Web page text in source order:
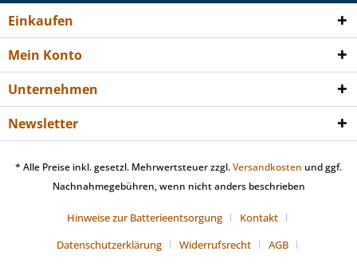
Einkaufen
Mein Konto
Unternehmen
Newsletter
* Alle Preise inkl. gesetzl. Mehrwertsteuer zzgl.Versandkosten und ggf.
Nachnahmegebühren, wenn nicht anders beschrieben
Hinweise zur Batterieentsorgung
Kontakt
Datenschutzerklärung
Widerrufsrecht
AGB